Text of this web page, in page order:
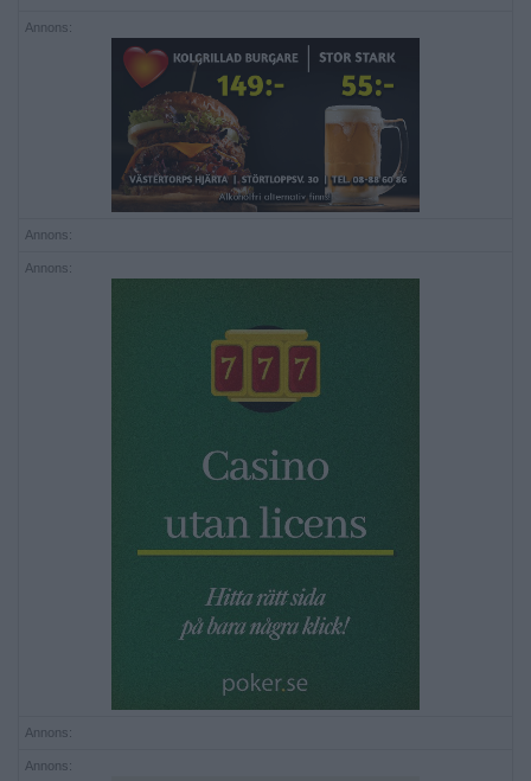
Annons:
Annons:
Annons:
Annons:
Annons: